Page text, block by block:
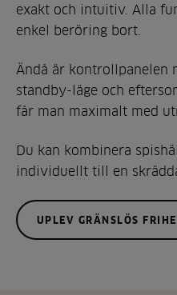
exakt och intuitiv. Alla
enkel beröring bort.
Ändå är kontrollpanelen
standby-läge och
får man maximalt med
Du kan kombinera
individuellt till en
UPLEV GRÄNSLÖS